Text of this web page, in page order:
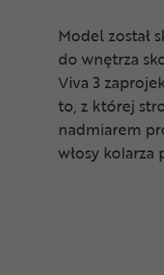
Model został
do wnętrza
Viva 3
to, z której
nadmiarem
włosy